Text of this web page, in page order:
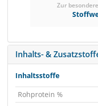
Zur
Inhalts- &
Inhaltsstoffe
Rohprotein %